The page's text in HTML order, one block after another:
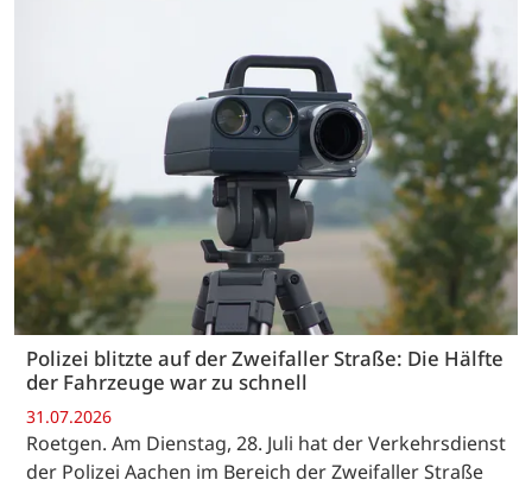
Polizei blitzte auf der Zweifaller Straße: Die Hälfte
der Fahrzeuge war zu schnell
31.07.2026
Roetgen. Am Dienstag, 28. Juli hat der Verkehrsdienst
der Polizei Aachen im Bereich der Zweifaller Straße